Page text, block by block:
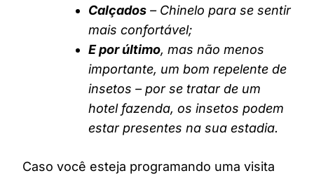
Calçados – Chinelo para se sentir
mais confortável;
E por último, mas não menos
importante, um bom repelente de
insetos – por se tratar de um
hotel fazenda, os insetos podem
estar presentes na sua estadia.
Caso você esteja programando uma visita